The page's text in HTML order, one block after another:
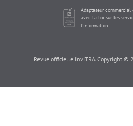
Adaptateur
avec la Loi sur les
l'information
Revue officielle inviTRA Copyright ©